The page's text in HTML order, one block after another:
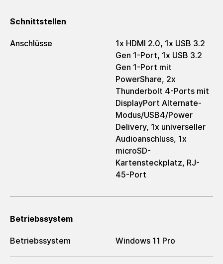
Schnittstellen
Anschlüsse
1x HDMI 2.0, 1x USB 3.2
Gen 1-Port, 1x USB 3.2
Gen 1-Port mit
PowerShare, 2x
Thunderbolt 4-Ports mit
DisplayPort Alternate-
Modus/USB4/Power
Delivery, 1x universeller
Audioanschluss, 1x
microSD-
Kartensteckplatz, RJ-
45-Port
Betriebssystem
Betriebssystem Windows 11 Pro